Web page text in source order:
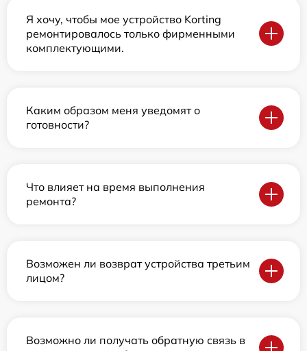
Я хочу, чтобы мое устройство Korting
ремонтировалось только фирменными
комплектующими.
Каким образом меня уведомят о
готовности?
Что влияет на время выполнения
ремонта?
Возможен ли возврат устройства третьим
лицом?
Возможно ли получать обратную связь в